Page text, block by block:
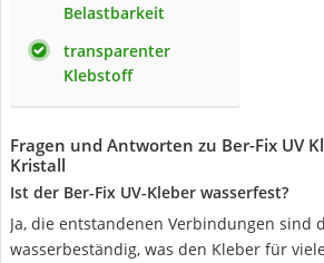
Belastbarkeit
transparenter
Klebstoff
Fragen und Antworten zu Ber-Fix UV
Kristall
Ist der Ber-Fix UV-Kleber wasserfest?
Ja, die entstandenen Verbindungen sind
wasserbeständig, was den Kleber für